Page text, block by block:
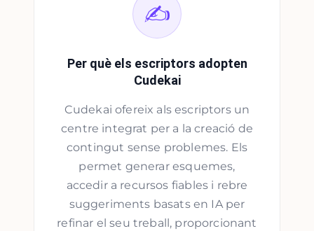
✍️
Per què els escriptors adopten
Cudekai
Cudekai ofereix als escriptors un
centre integrat per a la creació de
contingut sense problemes. Els
permet generar esquemes,
accedir a recursos fiables i rebre
suggeriments basats en IA per
refinar el seu treball, proporcionant